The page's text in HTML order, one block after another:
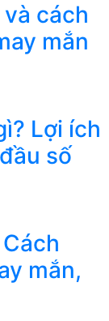
cách
mắn
Lợi ích
số
mắn,